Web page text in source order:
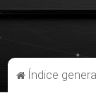
Índice